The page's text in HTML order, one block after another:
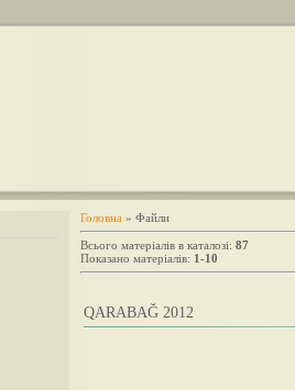
Головна » Файли
Всього матеріалів в каталозі: 87
Показано матеріалів: 1-10
QARABAĞ 2012